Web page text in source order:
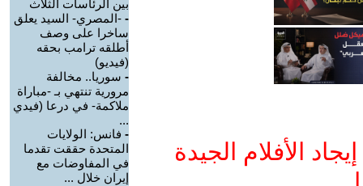
الأفلام الجيدة
بين الرئاسات الثلاث
- -المصري- السيد يعلق
ساخرا على وصف
أطلقه ترامب بحقه
(فيديو)
- سوريا.. مخالفة
مرورية تنتهي بـ -مباراة
ملاكمة- في درعا (فيدي
...
- فانس: الولايات
المتحدة حققت تقدما
في المفاوضات مع
إيران خلال ...